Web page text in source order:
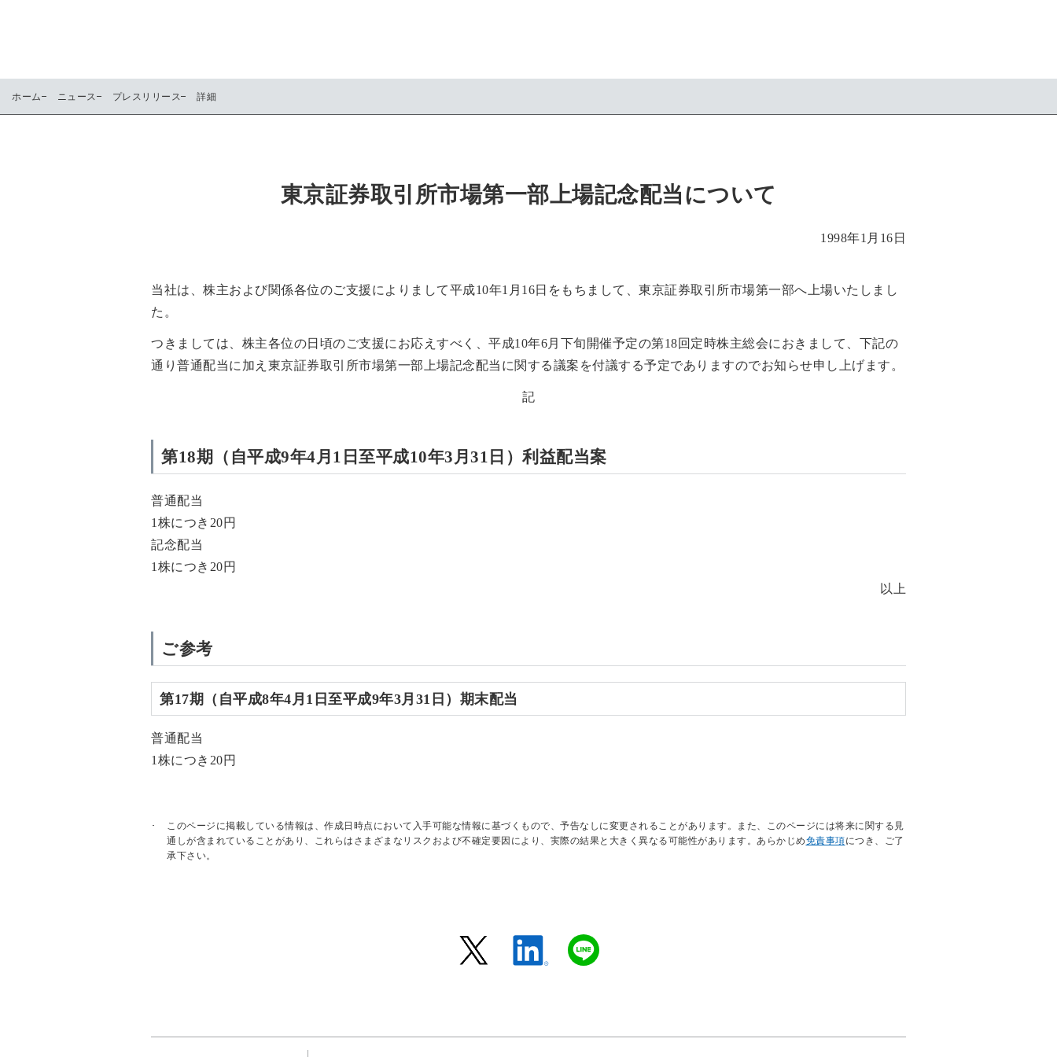
ホーム ニュース プレスリリース 詳細
東京証券取引所市場第一部上場記念配当について
1998年1月16日
当社は、株主および関係各位のご支援によりまして平成10年1月16日をもちまして、東京証券取引所市場第一部へ上場いたしまし
た。
つきましては、株主各位の日頃のご支援にお応えすべく、平成10年6月下旬開催予定の第18回定時株主総会におきまして、下記の
通り普通配当に加え東京証券取引所市場第一部上場記念配当に関する議案を付議する予定でありますのでお知らせ申し上げます。
記
第18期（自平成9年4月1日至平成10年3月31日）利益配当案
普通配当
1株につき20円
記念配当
1株につき20円
以上
ご参考
第17期（自平成8年4月1日至平成9年3月31日）期末配当
普通配当
1株につき20円
このページに掲載している情報は、作成日時点において入手可能な情報に基づくもので、予告なしに変更されることがあります。また、このページには将来に関する見
通しが含まれていることがあり、これらはさまざまなリスクおよび不確定要因により、実際の結果と大きく異なる可能性があります。あらかじめ免責事項につき、ご了
承下さい。